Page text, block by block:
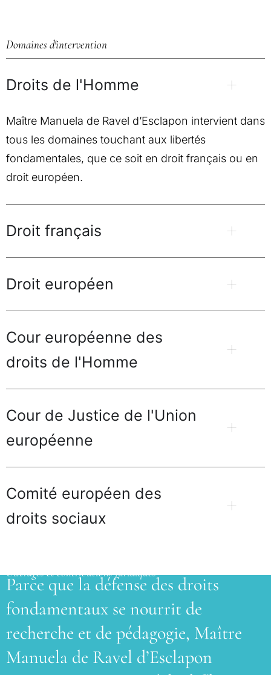
Domaines d'intervention
Droits de l'Homme
Maître Manuela de Ravel d’Esclapon intervient dans
tous les domaines touchant aux libertés
fondamentales, que ce soit en droit français ou en
droit européen.
Droit français
Droit européen
Cour européenne des
droits de l'Homme
Cour de Justice de l'Union
européenne
Comité européen des
droits sociaux
Ouvrages et contributions juridiques
Parce que la défense des droits
fondamentaux se nourrit de
recherche et de pédagogie, Maître
Manuela de Ravel d’Esclapon